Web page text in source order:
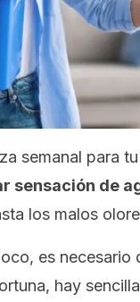
semanal para
sensación de
los malos
es
hay